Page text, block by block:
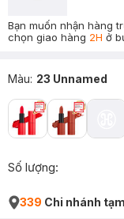
Bạn muốn nhận hàng
chọn giao hàng 2H ở
Màu: 23 Unnamed
Số lượng:
339 Chi nhánh